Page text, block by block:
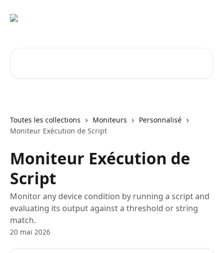
Toutes les collections Moniteurs
Personnalisé
Moniteur Exécution de Script
Moniteur Exécution de
Script
Monitor any device condition by running a script and
evaluating its output against a threshold or string
match.
20 mai 2026